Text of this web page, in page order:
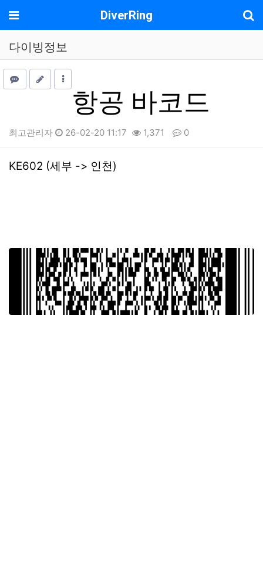
메뉴 DiverRing
다이빙정보
항공 바코드
최고관리자 26-02-20 11:17 1,371 0
본문
KE602 (세부 -> 인천)